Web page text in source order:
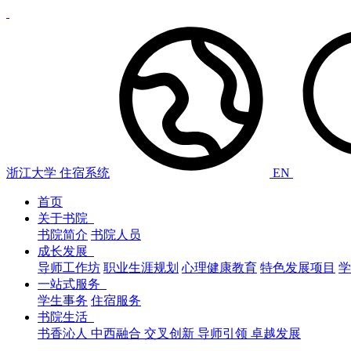
浙江大学 住宿系统 EN
首页
关于书院
书院简介 书院人员
成长发展
导师工作坊 职业生涯规划 心理健康教育 特色发展项目
一站式服务
学生事务 住宿服务
书院生活
书香沁人 中西融合 交叉创新 导师引领 卓越发展